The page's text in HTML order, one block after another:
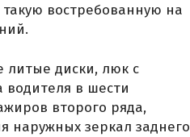
востребованную на
литые диски, люк с
водителя в шести
второго ряда,
наружных зеркал заднего